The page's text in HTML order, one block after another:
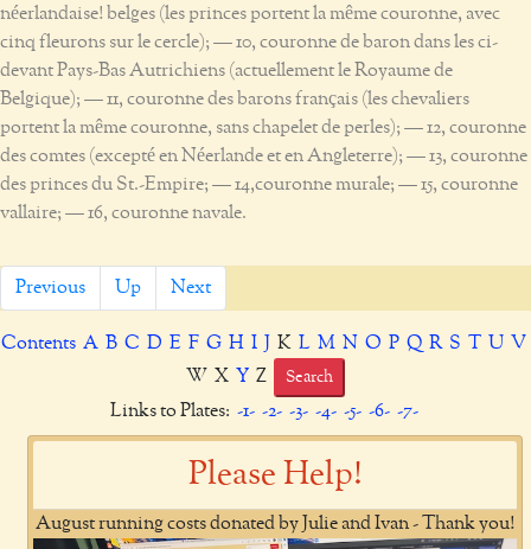
néerlandaise! belges (les princes portent la même couronne, avec
cinq fleurons sur le cercle); — 10, couronne de baron dans les ci-
devant Pays-Bas Autrichiens (actuellement le Royaume de
Belgique); — 11, couronne des barons français (les chevaliers
portent la même couronne, sans chapelet de perles); — 12, couronne
des comtes (excepté en Néerlande et en Angleterre); — 13, couronne
des princes du St.-Empire; — 14,couronne murale; — 15, couronne
vallaire; — 16, couronne navale.
Previous Up Next
Contents A B C D E F G H I J K L M N O P Q R S T U V
W X Y Z Search
Links to Plates: -1- -2- -3- -4- -5- -6- -7-
Please Help!
August running costs donated by Julie and Ivan - Thank you!